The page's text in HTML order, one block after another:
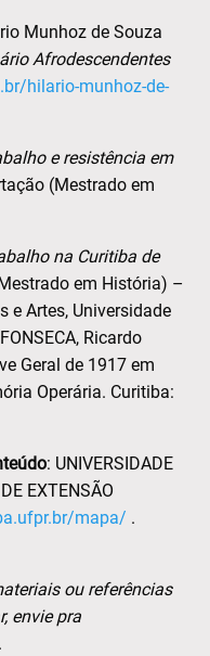
Munhoz de Souza
Afrodescendentes
hilario-munhoz-de-
e resistência em
(Mestrado em
na Curitiba de
em História) –
e Artes, Universidade
Ricardo
Geral de 1917 em
Operária. Curitiba:
: UNIVERSIDADE
EXTENSÃO
mapa/ .
ou referências
envie pra